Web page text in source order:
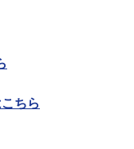
ちら